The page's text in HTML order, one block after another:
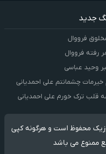
جدید
فرووال
رفته فرووال
وحید عباسی
خیرمات چشمانتم علی احمدیانی
قلب ترک خورم علی احمدیانی
محفوظ است و هرگونه کپی
ممنوع می باشد